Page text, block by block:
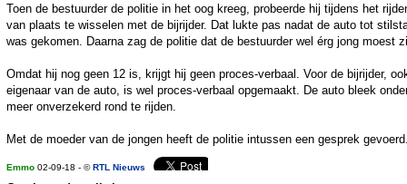
Toen de bestuurder de politie in het oog kreeg, probeerde hij tijdens het
van plaats te wisselen met de bijrijder. Dat lukte pas nadat de auto tot
was gekomen. Daarna zag de politie dat de bestuurder wel érg jong moest
Omdat hij nog geen 12 is, krijgt hij geen proces-verbaal. Voor de bijrijder,
eigenaar van de auto, is wel proces-verbaal opgemaakt. De auto bleek
meer onverzekerd rond te rijden.
Met de moeder van de jongen heeft de politie intussen een gesprek
Emmo 02-09-18 - ©RTL Nieuws